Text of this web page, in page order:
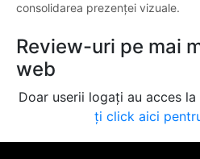
consolidarea prezenței vizuale.
Review-uri pe mai
web
Doar userii logați au acces
ți click aici